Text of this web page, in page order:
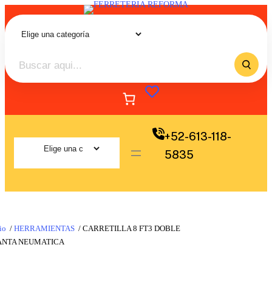
+52-613-118-
5835
/ HERRAMIENTAS / CARRETILLA 8 FT3 DOBLE
NEUMATICA